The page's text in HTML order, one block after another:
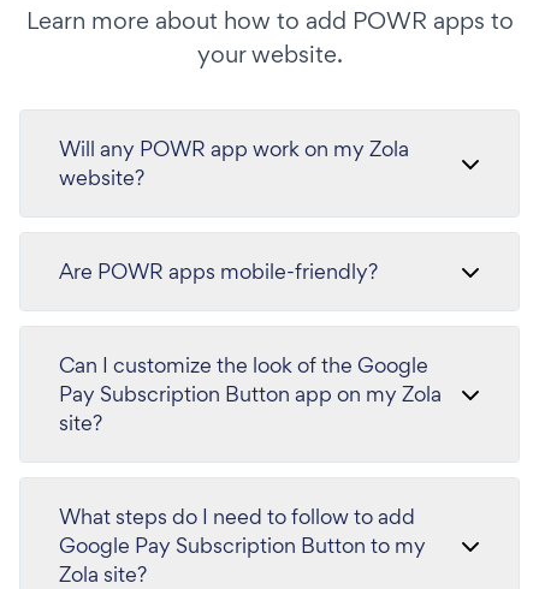
Learn more about how to add POWR apps to
your website.
Will any POWR app work on my Zola
website?
Are POWR apps mobile-friendly?
Can I customize the look of the Google
Pay Subscription Button app on my Zola
site?
What steps do I need to follow to add
Google Pay Subscription Button to my
Zola site?